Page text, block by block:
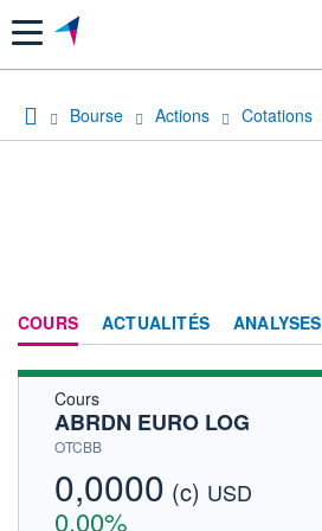
Menu
Bourse Actions Cotations
COURS ACTUALITÉS ANALYSES
Cours
ABRDN EURO LOG
OTCBB
0,0000 (c) USD
0,00%